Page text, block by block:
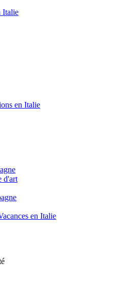
Italie
en Italie
d'art
en Italie